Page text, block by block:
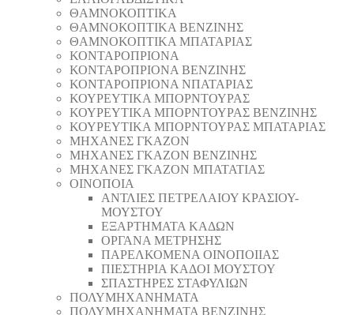
ΘAΜΝΟΚΟΠΤΙΚΑ
ΘAΜΝΟΚΟΠΤΙΚΑ ΒΕΝΖΙΝΗΣ
ΘAΜΝΟΚΟΠΤΙΚΑ ΜΠΑΤΑΡΙΑΣ
ΚΟΝΤΑΡΟΠΡΙΟΝΑ
ΚΟΝΤΑΡΟΠΡΙΟΝΑ ΒΕΝΖΙΝΗΣ
ΚΟΝΤΑΡΟΠΡΙΟΝΑ ΝΠΑΤΑΡΙΑΣ
ΚΟΥΡΕΥΤΙΚΑ ΜΠΟΡΝΤΟΥΡΑΣ
ΚΟΥΡΕΥΤΙΚΑ ΜΠΟΡΝΤΟΥΡΑΣ ΒΕΝΖΙΝΗΣ
ΚΟΥΡΕΥΤΙΚΑ ΜΠΟΡΝΤΟΥΡΑΣ ΜΠΑΤΑΡΙΑΣ
ΜΗΧΑΝΕΣ ΓΚΑΖΟΝ
ΜΗΧΑΝΕΣ ΓΚΑΖΟΝ ΒΕΝΖΙΝΗΣ
ΜΗΧΑΝΕΣ ΓΚΑΖΟΝ ΜΠΑΤΑΤΙΑΣ
ΟΙΝΟΠΟΙΑ
ΑΝΤΛΙΕΣ ΠΕΤΡΕΛΑΙΟΥ ΚΡΑΣΙΟΥ-
ΜΟΥΣΤΟΥ
ΕΞΑΡΤΗΜΑΤΑ ΚΑΔΩΝ
ΟΡΓΑΝΑ ΜΕΤΡΗΣΗΣ
ΠΑΡΕΛΚΟΜΕΝΑ ΟΙΝΟΠΟΙΙΑΣ
ΠΙΕΣΤΗΡΙΑ ΚΑΔΟΙ ΜΟΥΣΤΟΥ
ΣΠΑΣΤΗΡΕΣ ΣΤΑΦΥΛΙΩΝ
ΠΟΛΥΜΗΧΑΝΗΜΑΤΑ
ΠΟΛΥΜΗΧΑΝΗΜΑΤΑ ΒΕΝΖΙΝΗΣ